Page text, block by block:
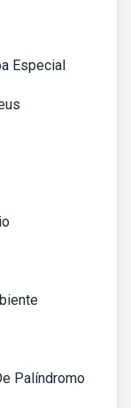
Especial
Palíndromo